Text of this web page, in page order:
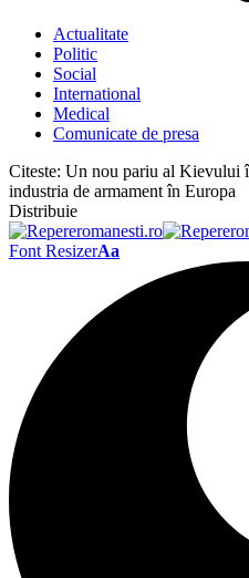
Actualitate
Politic
Social
International
Medical
Comunicate de presa
Citeste: Un nou pariu al Kievului
industria de armament în Europa
Distribuie
Font ResizerAa